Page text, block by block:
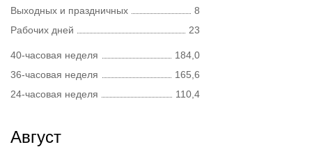
Выходных и праздничных
8
Рабочих дней
23
40-часовая неделя
184,0
36-часовая неделя
165,6
24-часовая неделя
110,4
Август